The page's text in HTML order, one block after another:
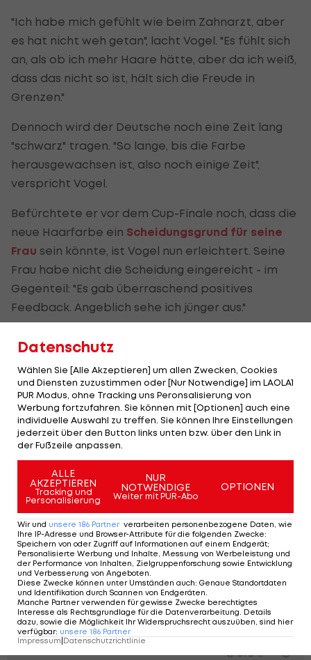
"Ich habe mich gefühlt wie beim Zahnarzt, aber
es hat nicht weh getan", lacht Vogel. "Es fühlt sich
an, als ob ich mehr Haare hätte, aber da ich weiß,
dass das nicht so ist, hält sich die Freude in
Grenzen."
Dennoch wird der Deutsche noch eine Zeit lang
"schwarz" tragen. "So lange, bis die Farbe
herausgewachsen ist, also noch einige Zeit",
verspricht Vogel.
Befürchtete er vor dem Cup-Finale noch, dass die
neue Haarfarbe ein Scheidungsgrund für seine
Frau sein könnte, ist Vogel nun erleichtert. Seine
Frau habe nicht die Scheidung eingereicht - im
Gegenteil: "Es gab überraschend positives
Feedback. Angeblich sehe ich jünger aus."
Sturm:
Erst
Cupsieger
- und
dann...?
Sturm:
und
Lindwurm
ÖFB-Cup
Meister?
muss
Jantscher
weg
ÖFB-Cup
Datenschutz
Wählen Sie [Alle Akzeptieren] um allen Zwecken, Cookies
und Diensten zuzustimmen oder [Nur Notwendige] im LAOLA1
PUR Modus, ohne Tracking uns Peronsalisierung von
Werbung fortzufahren. Sie können mit [Optionen] auch eine
individuelle Auswahl zu treffen. Sie können Ihre Einstellungen
jederzeit über den Button links unten bzw. über den Link in
der Fußzeile anpassen.
ALLE
AKZEPTIEREN
Tracking und
Personalisierung
NUR
NOTWENDIGE
Weiter mit PUR-Abo
OPTIONEN
Wir und unsere 186 Partner verarbeiten personenbezogene Daten, wie
Ihre IP-Adresse und Browser-Attribute für die folgenden Zwecke:
Speichern von oder Zugriff auf Informationen auf einem Endgerät;
Personalisierte Werbung und Inhalte, Messung von Werbeleistung und
der Performance von Inhalten, Zielgruppenforschung sowie Entwicklung
und Verbesserung von Angeboten.
Diese Zwecke können unter Umständen auch: Genaue Standortdaten
und Identifikation durch Scannen von Endgeräten.
Manche Partner verwenden für gewisse Zwecke berechtigtes
Interesse als Rechtsgrundlage für die Datenverarbeitung. Details
dazu, sowie die Möglichkeit Ihr Widerspruchsrecht auszuüben, sind hier
verfügbar: unsere 186 Partner
Impressum Datenschutzrichtlinie